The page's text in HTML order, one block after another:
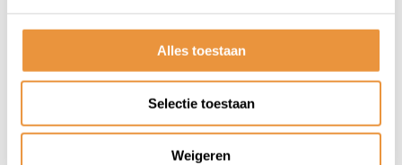
Alles toestaan
Selectie toestaan
Weigeren
Algemene voorwaarden Disclaimer
Privacy
Policy
Sitemap